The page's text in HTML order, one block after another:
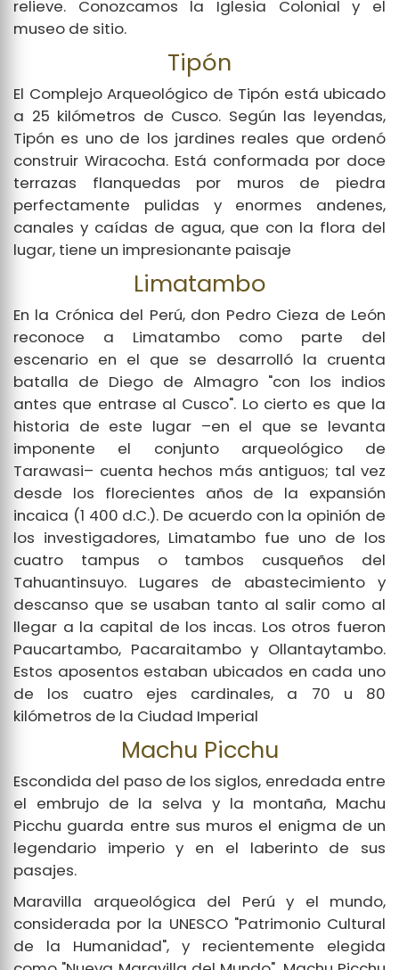
relieve. Conozcamos la Iglesia Colonial y el
museo de sitio.
Tipón
El Complejo Arqueológico de Tipón está ubicado
a 25 kilómetros de Cusco. Según las leyendas,
Tipón es uno de los jardines reales que ordenó
construir Wiracocha. Está conformada por doce
terrazas flanquedas por muros de piedra
perfectamente pulidas y enormes andenes,
canales y caídas de agua, que con la flora del
lugar, tiene un impresionante paisaje
Limatambo
En la Crónica del Perú, don Pedro Cieza de León
reconoce a Limatambo como parte del
escenario en el que se desarrolló la cruenta
batalla de Diego de Almagro "con los indios
antes que entrase al Cusco". Lo cierto es que la
historia de este lugar –en el que se levanta
imponente el conjunto arqueológico de
Tarawasi– cuenta hechos más antiguos; tal vez
desde los florecientes años de la expansión
incaica (1 400 d.C.). De acuerdo con la opinión de
los investigadores, Limatambo fue uno de los
cuatro tampus o tambos cusqueños del
Tahuantinsuyo. Lugares de abastecimiento y
descanso que se usaban tanto al salir como al
llegar a la capital de los incas. Los otros fueron
Paucartambo, Pacaraitambo y Ollantaytambo.
Estos aposentos estaban ubicados en cada uno
de los cuatro ejes cardinales, a 70 u 80
kilómetros de la Ciudad Imperial
Machu Picchu
Escondida del paso de los siglos, enredada entre
el embrujo de la selva y la montaña, Machu
Picchu guarda entre sus muros el enigma de un
legendario imperio y en el laberinto de sus
pasajes.
Maravilla arqueológica del Perú y el mundo,
considerada por la UNESCO "Patrimonio Cultural
de la Humanidad", y recientemente elegida